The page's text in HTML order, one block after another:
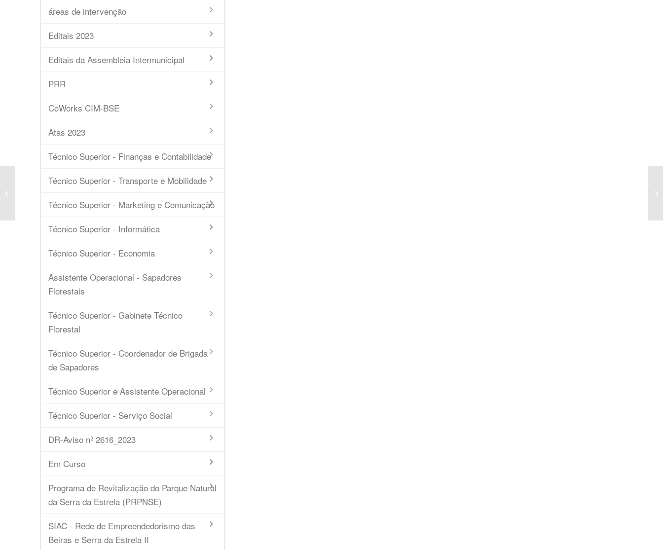
áreas de intervenção
Editais 2023
Editais da Assembleia Intermunicipal
PRR
CoWorks CIM-BSE
Atas 2023
Técnico Superior - Finanças e Contabilidade
Técnico Superior - Transporte e Mobilidade
Técnico Superior - Marketing e Comunicação
Técnico Superior - Informática
Técnico Superior - Economia
Assistente Operacional - Sapadores
Florestais
Técnico Superior - Gabinete Técnico
Florestal
Técnico Superior - Coordenador de Brigada
de Sapadores
Técnico Superior e Assistente Operacional
Técnico Superior - Serviço Social
DR-Aviso nº 2616_2023
Em Curso
Programa de Revitalização do Parque Natural
da Serra da Estrela (PRPNSE)
SIAC - Rede de Empreendedorismo das
Beiras e Serra da Estrela II
Ata nº 06/2023 – Conselho